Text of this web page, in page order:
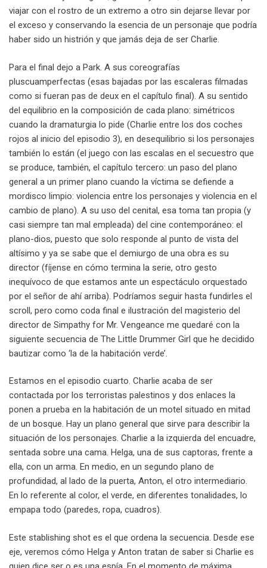
viajar con el rostro de un extremo a otro sin dejarse llevar por
el exceso y conservando la esencia de un personaje que podría
haber sido un histrión y que jamás deja de ser Charlie.
Para el final dejo a Park. A sus coreografías
pluscuamperfectas (esas bajadas por las escaleras filmadas
como si fueran pas de deux en el capítulo final). A su sentido
del equilibrio en la composición de cada plano: simétricos
cuando la dramaturgia lo pide (Charlie entre los dos coches
rojos al inicio del episodio 3), en desequilibrio si los personajes
también lo están (el juego con las escalas en el secuestro que
se produce, también, el capítulo tercero: un paso del plano
general a un primer plano cuando la víctima se defiende a
mordisco limpio: violencia entre los personajes y violencia en el
cambio de plano). A su uso del cenital, esa toma tan propia (y
casi siempre tan mal empleada) del cine contemporáneo: el
plano-dios, puesto que solo responde al punto de vista del
altísimo y ya se sabe que el demiurgo de una obra es su
director (fíjense en cómo termina la serie, otro gesto
inequívoco de que estamos ante un espectáculo orquestado
por el señor de ahí arriba). Podríamos seguir hasta fundirles el
scroll, pero como coda final e ilustración del magisterio del
director de Simpathy for Mr. Vengeance me quedaré con la
siguiente secuencia de The Little Drummer Girl que he decidido
bautizar como ‘la de la habitación verde’.
Estamos en el episodio cuarto. Charlie acaba de ser
contactada por los terroristas palestinos y dos enlaces la
ponen a prueba en la habitación de un motel situado en mitad
de un bosque. Hay un plano general que sirve para describir la
situación de los personajes. Charlie a la izquierda del encuadre,
sentada sobre una cama. Helga, una de sus captoras, frente a
ella, con un arma. En medio, en un segundo plano de
profundidad, al lado de la puerta, Anton, el otro intermediario.
En lo referente al color, el verde, en diferentes tonalidades, lo
empapa todo (paredes, ropa, cuadros).
Este stablishing shot es el que ordena la secuencia. Desde ese
eje, veremos cómo Helga y Anton tratan de saber si Charlie es